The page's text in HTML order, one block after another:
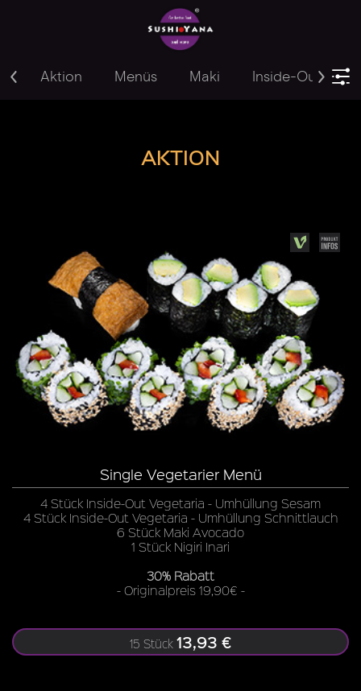
Aktion Menüs Maki Inside-Out
AKTION
Single Vegetarier Menü
4 Stück Inside-Out Vegetaria - Umhüllung Sesam
4 Stück Inside-Out Vegetaria - Umhüllung Schnittlauch
6 Stück Maki Avocado
1 Stück Nigiri Inari
30% Rabatt
- Originalpreis 19,90€ -
15 Stück 13,93 €